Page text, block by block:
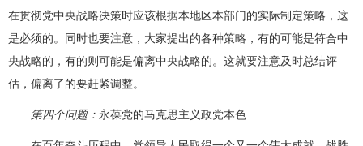
在贯彻党中央战略决策时应该根据本地区本部门的实际制定策略，这
是必须的。同时也要注意，大家提出的各种策略，有的可能是符合中
央战略的，有的则可能是偏离中央战略的。这就要注意及时总结评
估，偏离了的要赶紧调整。
第四个问题： 永葆党的马克思主义政党本色